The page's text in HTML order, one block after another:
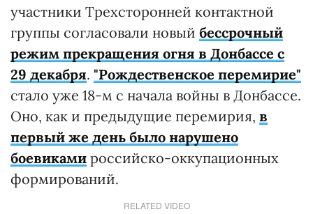
участники Трехсторонней контактной
группы согласовали новый бессрочный
режим прекращения огня в Донбассе с
29 декабря. "Рождественское перемирие"
стало уже 18-м с начала войны в Донбассе.
Оно, как и предыдущие перемирия, в
первый же день было нарушено
боевиками российско-оккупационных
формирований.
RELATED VIDEO